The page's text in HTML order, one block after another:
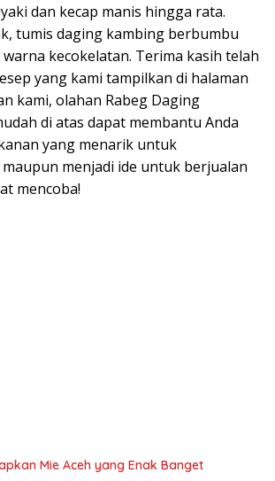
dan kecap manis hingga rata.
tumis daging kambing berbumbu
kecokelatan. Terima kasih telah
yang kami tampilkan di halaman
kami, olahan Rabeg Daging
di atas dapat membantu Anda
yang menarik untuk
menjadi ide untuk berjualan
mencoba!
Mie Aceh yang Enak Banget